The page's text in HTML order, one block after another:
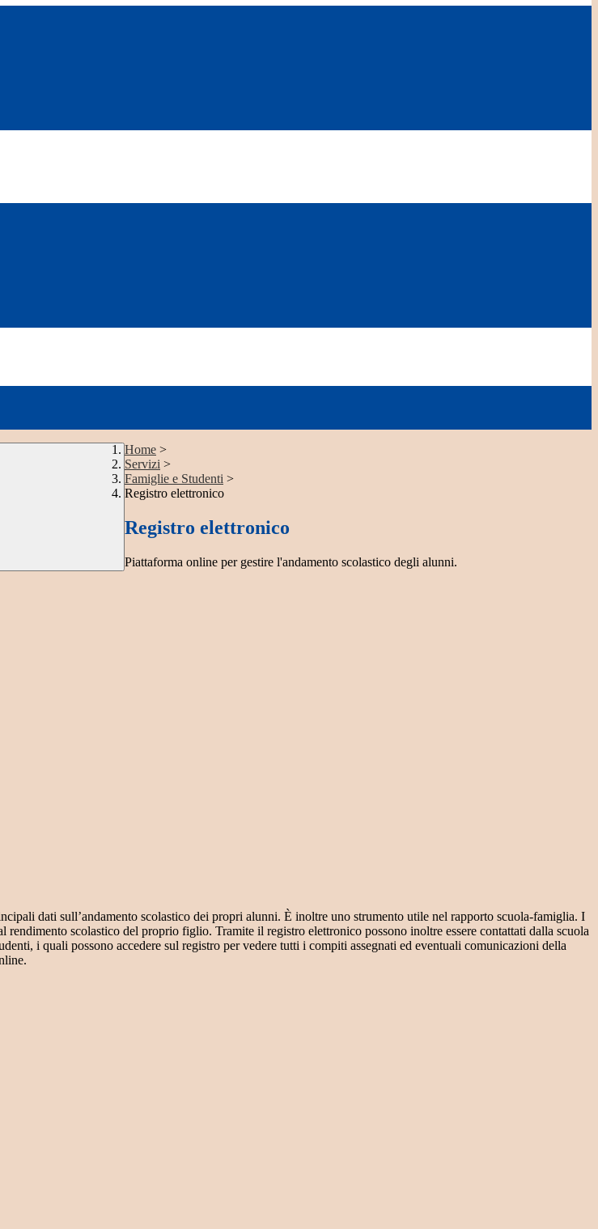
Home >
Servizi >
Famiglie e Studenti >
Registro elettronico
Registro elettronico
Piattaforma online per gestire l'andamento scolastico degli alunni.
dati sull’andamento scolastico dei propri alunni. È inoltre uno strumento utile nel rapporto scuola-famiglia. I
scolastico del proprio figlio. Tramite il registro elettronico possono inoltre essere contattati dalla scuola
i quali possono accedere sul registro per vedere tutti i compiti assegnati ed eventuali comunicazioni della